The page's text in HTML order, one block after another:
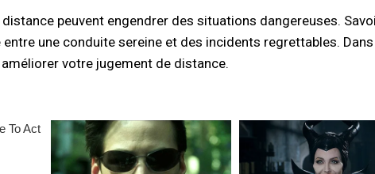
peuvent engendrer des situations dangereuses.
une conduite sereine et des incidents regrettables.
votre jugement de distance.